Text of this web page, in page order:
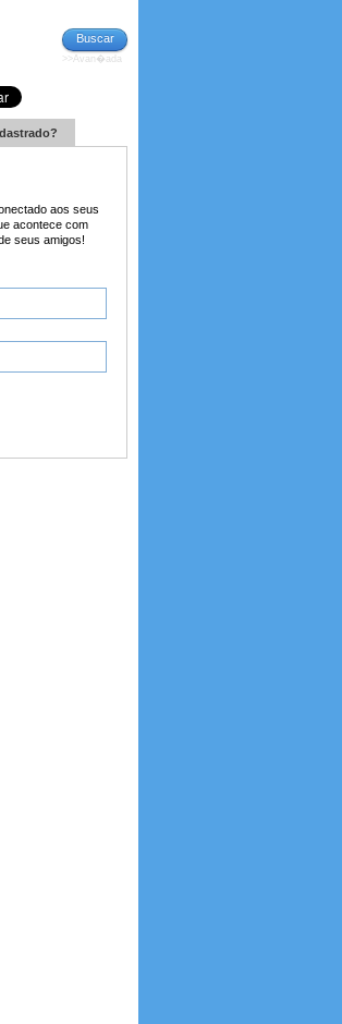
Buscar
>>Avan�ada
aos seus
acontece com
seus amigos!